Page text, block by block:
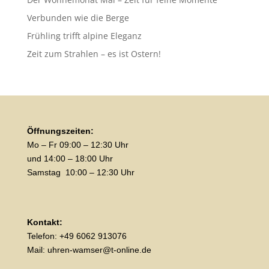
Verbunden wie die Berge
Frühling trifft alpine Eleganz
Zeit zum Strahlen – es ist Ostern!
Öffnungszeiten:
Mo – Fr 09:00– 12:30Uhr
und 14:00– 18:00Uhr
Samstag
10:00– 12:30Uhr
Kontakt:
Telefon: +49 6062 913076
Mail: uhren-wamser@t-online.de